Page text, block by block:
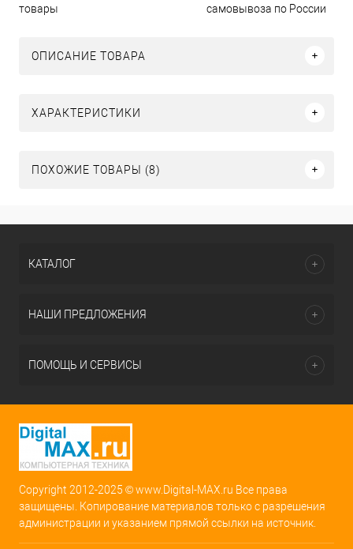
товары
самовывоза по России
ОПИСАНИЕ ТОВАРА
ХАРАКТЕРИСТИКИ
ПОХОЖИЕ ТОВАРЫ (8)
КАТАЛОГ
НАШИ ПРЕДЛОЖЕНИЯ
ПОМОЩЬ И СЕРВИСЫ
Copyright 2012-2025 © www.Digital-MAX.ru Все права
защищены. Копирование материалов только с разрешения
администрации и указанием прямой ссылки на источник.